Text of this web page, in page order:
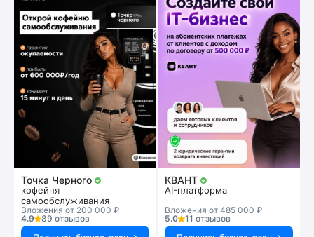
Точка Черного
кофейня
самообслуживания
Вложения от 200 000 ₽
4.9
89 отзывов
КВАНТ
AI-платформа
Вложения от 485 000 ₽
5.0
11 отзывов